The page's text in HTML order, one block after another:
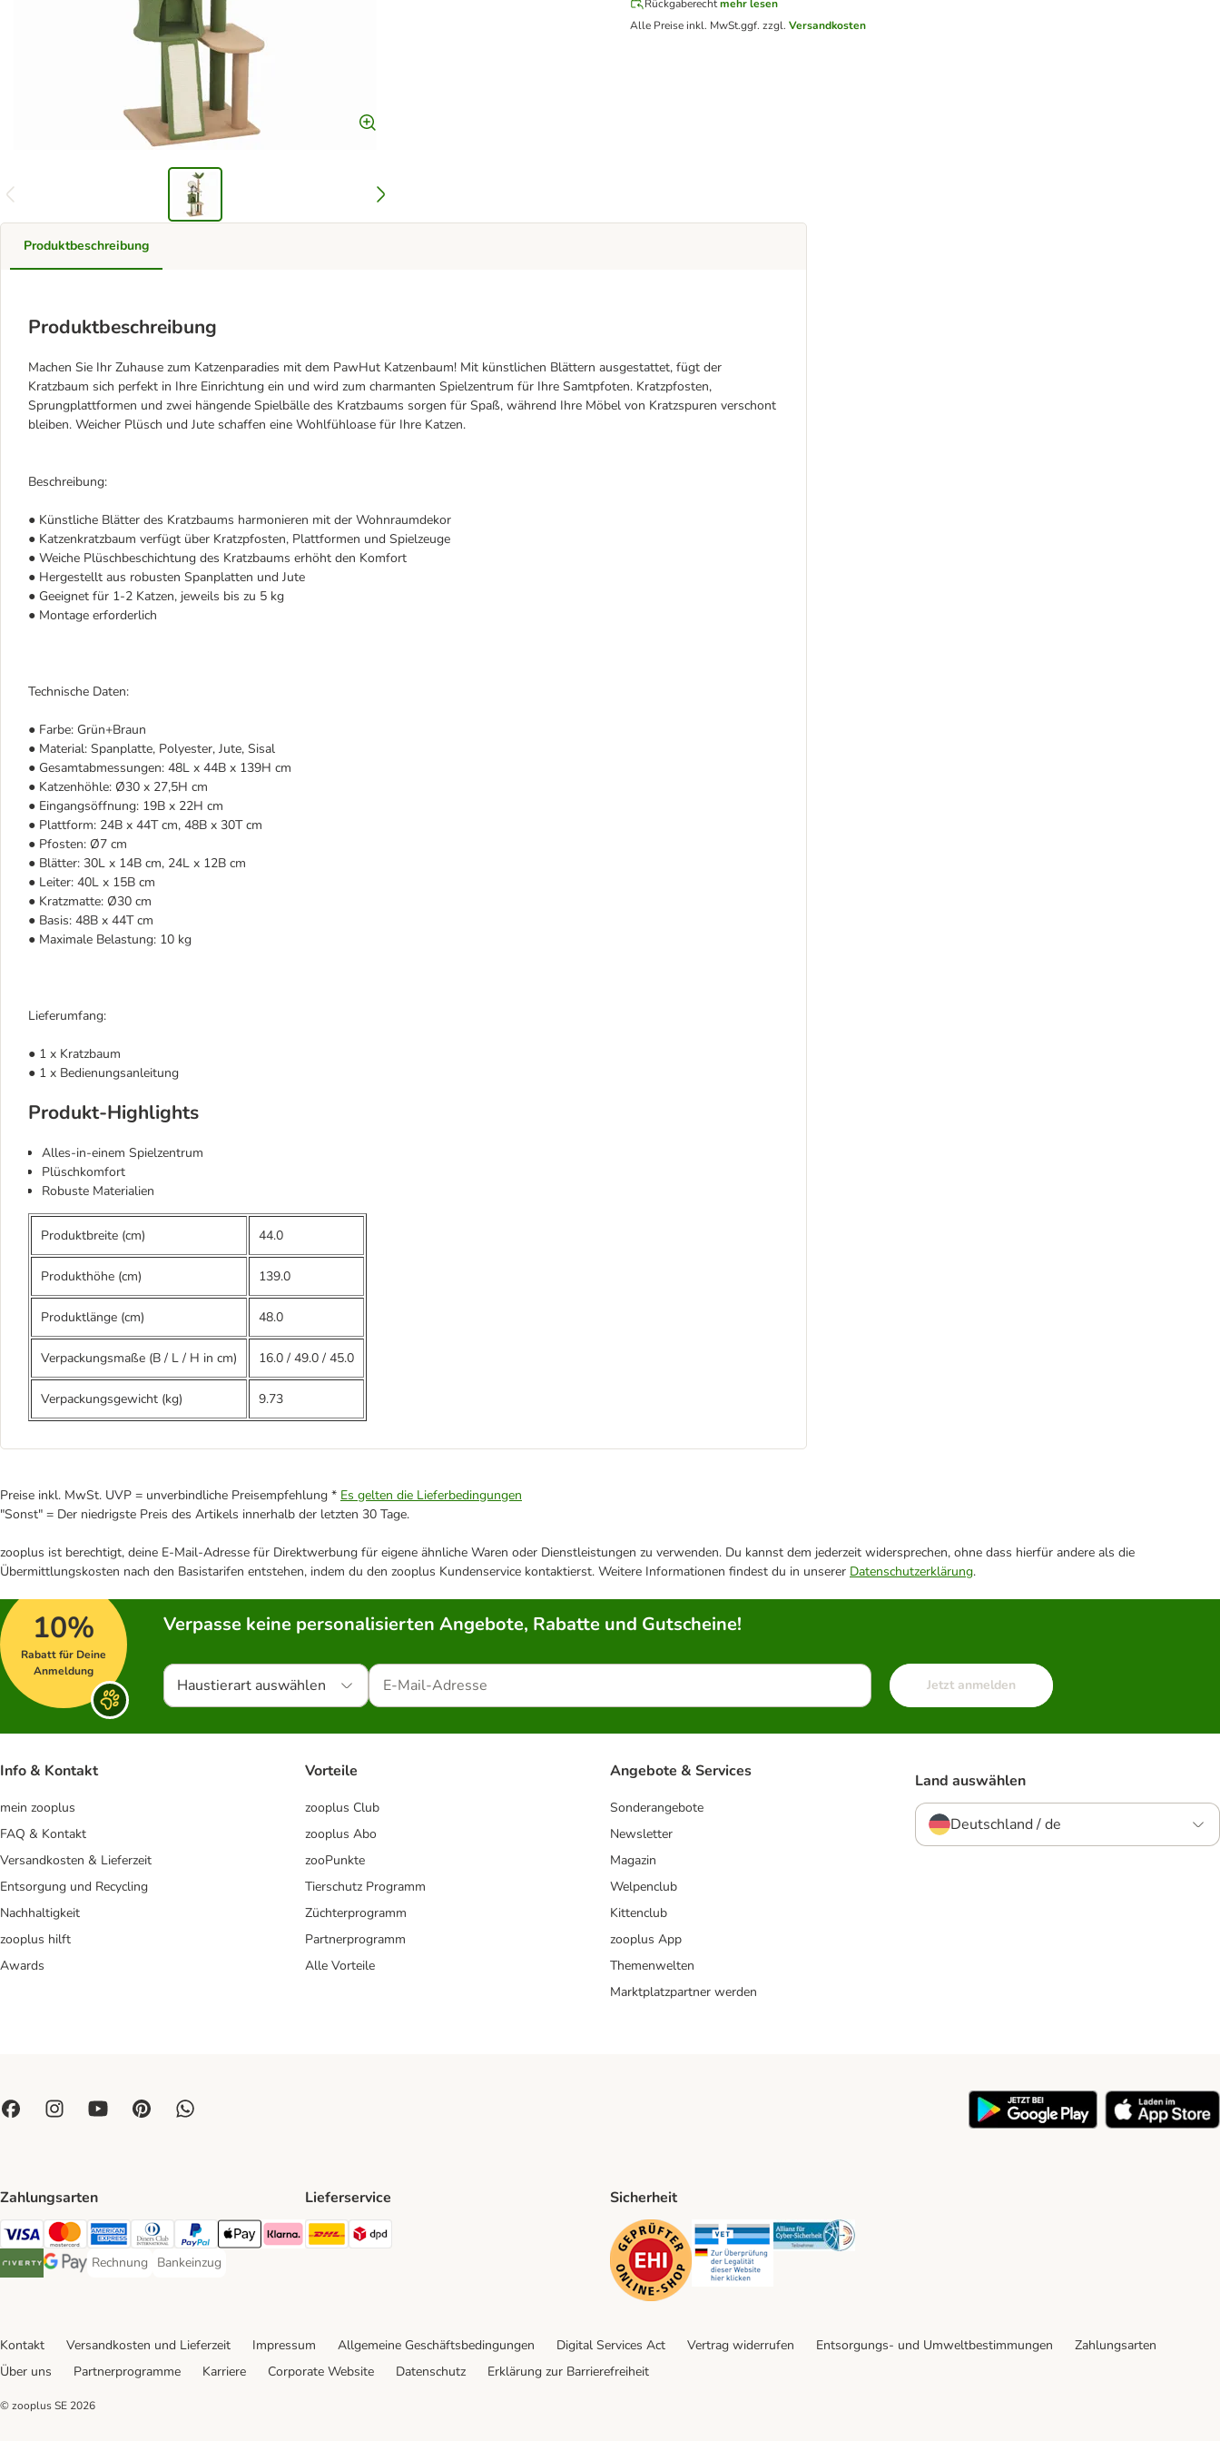
Rückgaberecht mehr lesen
Alle Preise inkl. MwSt.ggf. zzgl. Versandkosten
Produktbeschreibung
Produktbeschreibung
Machen Sie Ihr Zuhause zum Katzenparadies mit dem PawHut Katzenbaum! Mit künstlichen Blättern ausgestattet, fügt der
Kratzbaum sich perfekt in Ihre Einrichtung ein und wird zum charmanten Spielzentrum für Ihre Samtpfoten. Kratzpfosten,
Sprungplattformen und zwei hängende Spielbälle des Kratzbaums sorgen für Spaß, während Ihre Möbel von Kratzspuren verschont
bleiben. Weicher Plüsch und Jute schaffen eine Wohlfühloase für Ihre Katzen.
Beschreibung:
● Künstliche Blätter des Kratzbaums harmonieren mit der Wohnraumdekor
● Katzenkratzbaum verfügt über Kratzpfosten, Plattformen und Spielzeuge
● Weiche Plüschbeschichtung des Kratzbaums erhöht den Komfort
● Hergestellt aus robusten Spanplatten und Jute
● Geeignet für 1-2 Katzen, jeweils bis zu 5 kg
● Montage erforderlich
Technische Daten:
● Farbe: Grün+Braun
● Material: Spanplatte, Polyester, Jute, Sisal
● Gesamtabmessungen: 48L x 44B x 139H cm
● Katzenhöhle: Ø30 x 27,5H cm
● Eingangsöffnung: 19B x 22H cm
● Plattform: 24B x 44T cm, 48B x 30T cm
● Pfosten: Ø7 cm
● Blätter: 30L x 14B cm, 24L x 12B cm
● Leiter: 40L x 15B cm
● Kratzmatte: Ø30 cm
● Basis: 48B x 44T cm
● Maximale Belastung: 10 kg
Lieferumfang:
● 1 x Kratzbaum
● 1 x Bedienungsanleitung
Produkt-Highlights
Alles-in-einem Spielzentrum
Plüschkomfort
Robuste Materialien
Produktbreite (cm) 44.0
Produkthöhe (cm) 139.0
Produktlänge (cm) 48.0
Verpackungsmaße (B / L / H in cm) 16.0 / 49.0 / 45.0
Verpackungsgewicht (kg) 9.73
Preise inkl. MwSt. UVP = unverbindliche Preisempfehlung * Es gelten die Lieferbedingungen
"Sonst" = Der niedrigste Preis des Artikels innerhalb der letzten 30 Tage.
zooplus ist berechtigt, deine E-Mail-Adresse für Direktwerbung für eigene ähnliche Waren oder Dienstleistungen zu verwenden. Du kannst dem jederzeit widersprechen, ohne dass hierfür andere als die
Übermittlungskosten nach den Basistarifen entstehen, indem du den zooplus Kundenservice kontaktierst. Weitere Informationen findest du in unserer Datenschutzerklärung.
10%
Rabatt für Deine
Anmeldung
Verpasse keine personalisierten Angebote, Rabatte und Gutscheine!
Haustierart auswählen Jetzt anmelden
Info & Kontakt
mein zooplus
FAQ & Kontakt
Versandkosten & Lieferzeit
Entsorgung und Recycling
Nachhaltigkeit
zooplus hilft
Awards
Vorteile
zooplus Club
zooplus Abo
zooPunkte
Tierschutz Programm
Züchterprogramm
Partnerprogramm
Alle Vorteile
Angebote & Services
Sonderangebote
Newsletter
Magazin
Welpenclub
Kittenclub
zooplus App
Themenwelten
Marktplatzpartner werden
Land auswählen
Deutschland / de
Zahlungsarten
Visa Payment Method
Mastercard Payment Method
American Express Payment Method
Diners Club Payment Method
PayPal Payment Method
Apple Pay Payment Method
Klarna Payment Method
Riverty Payment Method
Google Pay Payment Method
Rechnung
Rechnung Payment Method
Bankeinzug
Bankeinzug Payment Method
Lieferservice
DHL Shipping Method
Sicherheit
Security Security Security
Kontakt Versandkosten und Lieferzeit Impressum Allgemeine Geschäftsbedingungen Digital Services Act Vertrag widerrufen Entsorgungs- und Umweltbestimmungen
Zahlungsarten
Über uns
Partnerprogramme Karriere Corporate Website Datenschutz Erklärung zur Barrierefreiheit
© zooplus SE 2026